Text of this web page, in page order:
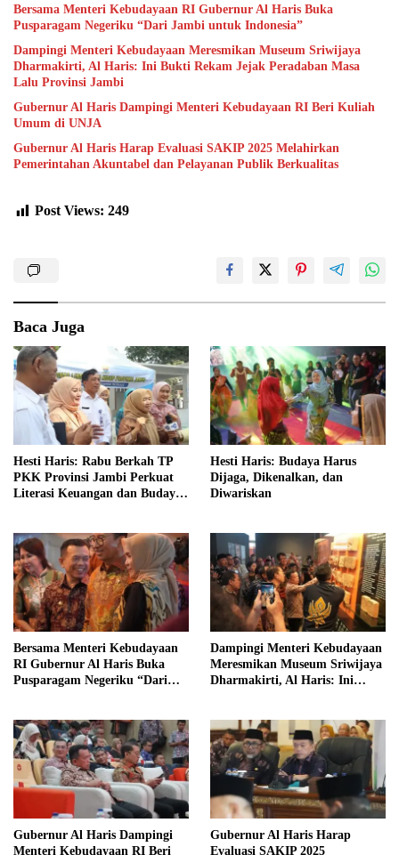
Bersama Menteri Kebudayaan RI Gubernur Al Haris Buka
Pusparagam Negeriku “Dari Jambi untuk Indonesia”
Dampingi Menteri Kebudayaan Meresmikan Museum Sriwijaya
Dharmakirti, Al Haris: Ini Bukti Rekam Jejak Peradaban Masa
Lalu Provinsi Jambi
Gubernur Al Haris Dampingi Menteri Kebudayaan RI Beri Kuliah
Umum di UNJA
Gubernur Al Haris Harap Evaluasi SAKIP 2025 Melahirkan
Pemerintahan Akuntabel dan Pelayanan Publik Berkualitas
Post Views: 249
Baca Juga
Hesti Haris: Rabu Berkah TP
PKK Provinsi Jambi Perkuat
Literasi Keuangan dan Budaya
Hesti Haris: Budaya Harus
Dijaga, Dikenalkan, dan
Diwariskan
Bersama Menteri Kebudayaan
RI Gubernur Al Haris Buka
Pusparagam Negeriku “Dari
Dampingi Menteri Kebudayaan
Meresmikan Museum Sriwijaya
Dharmakirti, Al Haris: Ini
Gubernur Al Haris Dampingi
Menteri Kebudayaan RI Beri
Gubernur Al Haris Harap
Evaluasi SAKIP 2025